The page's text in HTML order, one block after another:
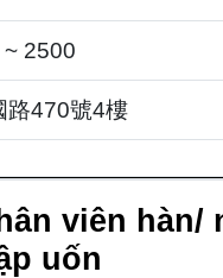
...
~ 2500
路470號4樓
viên hàn/
uốn